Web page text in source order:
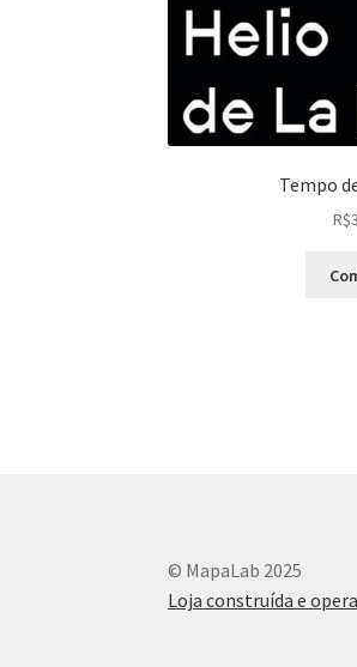
Tempo
R$
© MapaLab 2025
Loja construída e